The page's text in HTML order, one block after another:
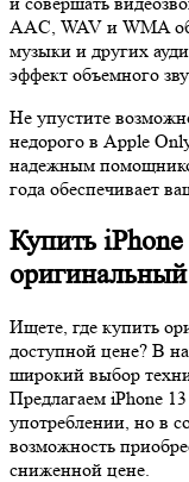
AAC, WAV и WMA
музыки и других
эффект объемного
Не упустите
недорого в Apple
надежным
года обеспечивает
Купить
Ищете, где купить
доступной цене? В
широкий выбор
Предлагаем iPhone
употреблении, но в
возможность
сниженной цене.